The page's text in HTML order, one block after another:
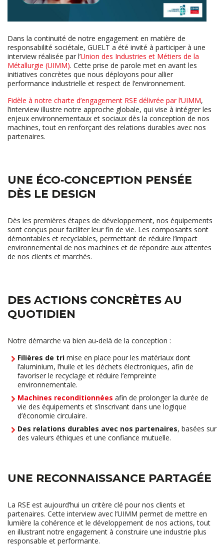
Dans la continuité de notre engagement en matière de
responsabilité sociétale, GUELT a été invité à participer à une
interview réalisée par l’Union des Industries et Métiers de la
Métallurgie (UIMM). Cette prise de parole met en avant les
initiatives concrètes que nous déployons pour allier
performance industrielle et respect de l’environnement.
Fidèle à notre charte d’engagement RSE délivrée par l’UIMM,
l’interview illustre notre approche globale, qui vise à intégrer les
enjeux environnementaux et sociaux dès la conception de nos
machines, tout en renforçant des relations durables avec nos
partenaires.
UNE ÉCO‑CONCEPTION PENSÉE
DÈS LE DESIGN
Dès les premières étapes de développement, nos équipements
sont conçus pour faciliter leur fin de vie. Les composants sont
démontables et recyclables, permettant de réduire l’impact
environnemental de nos machines et de répondre aux attentes
de nos clients et marchés.
DES ACTIONS CONCRÈTES AU
QUOTIDIEN
Notre démarche va bien au-delà de la conception :
Filières de tri mise en place pour les matériaux dont
l’aluminium, l’huile et les déchets électroniques, afin de
favoriser le recyclage et réduire l’empreinte
environnementale.
Machines reconditionnées afin de prolonger la durée de
vie des équipements et s’inscrivant dans une logique
d’économie circulaire.
Des relations durables avec nos partenaires, basées sur
des valeurs éthiques et une confiance mutuelle.
UNE RECONNAISSANCE PARTAGÉE
La RSE est aujourd’hui un critère clé pour nos clients et
partenaires. Cette interview avec l’UIMM permet de mettre en
lumière la cohérence et le développement de nos actions, tout
en illustrant notre engagement à construire une industrie plus
responsable et performante.